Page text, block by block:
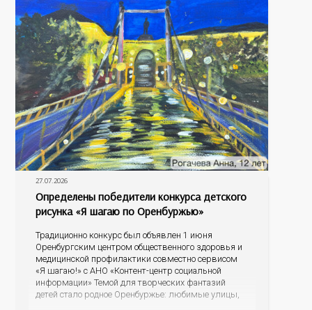
27.07.2026
Определены победители конкурса детского
рисунка «Я шагаю по Оренбуржью»
Традиционно конкурс был объявлен 1 июня
Оренбургским центром общественного здоровья и
медицинской профилактики совместно сервисом
«Я шагаю!» с АНО «Контент-центр социальной
информации» Темой для творческих фантазий
детей стало родное Оренбуржье: любимые улицы,